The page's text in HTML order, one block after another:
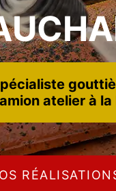
atelier à